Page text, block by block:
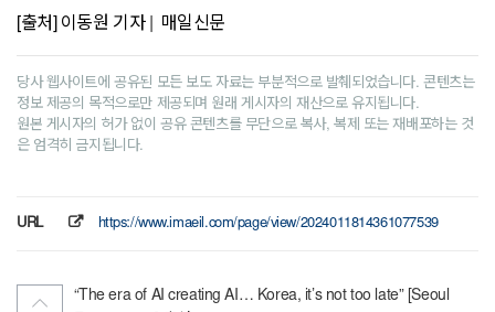
[출처] 이동원 기자 | 매일신문
당사 웹사이트에 공유된 모든 보도 자료는 부분적으로 발췌되었습니다. 콘텐츠는
정보 제공의 목적으로만 제공되며 원래 게시자의 재산으로 유지됩니다.
원본 게시자의 허가 없이 공유 콘텐츠를 무단으로 복사, 복제 또는 재배포하는 것
은 엄격히 금지됩니다.
URL https://www.imaeil.com/page/view/2024011814361077539
“The era of AI creating AI… Korea, it’s not too late” [Seoul